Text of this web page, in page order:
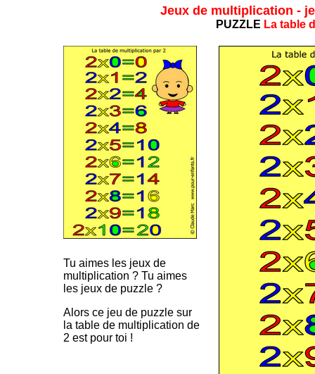
Jeux de multiplication -
PUZZLE La table
Tu aimes les jeux de
multiplication ? Tu aimes
les jeux de puzzle ?
Alors ce jeu de puzzle sur
la table de multiplication de
2 est pour toi !